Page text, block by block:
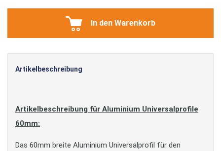
In den Warenkorb
Artikelbeschreibung
Artikelbeschreibung für Aluminium Universalprofile
60mm:
Das 60mm breite Aluminium Universalprofil für den